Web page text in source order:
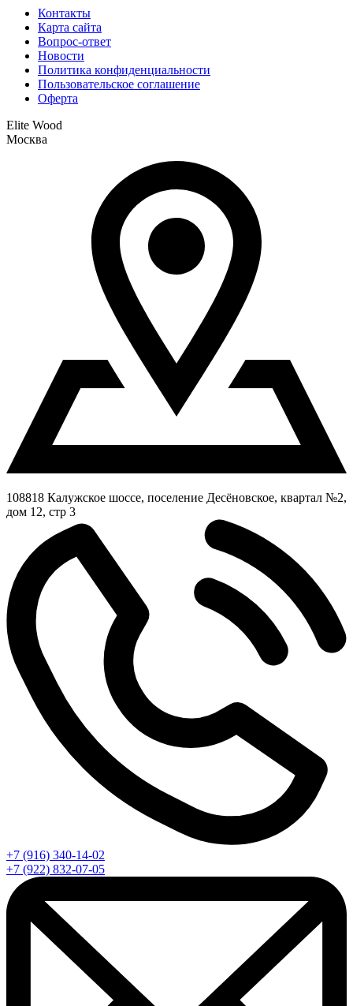
Контакты
Карта сайта
Вопрос-ответ
Новости
Политика конфиденциальности
Пользовательское соглашение
Оферта
Elite Wood
Москва
108818 Калужское шоссе, поселение Десёновское, квартал №2,
дом 12, стр 3
+7 (916) 340-14-02
+7 (922) 832-07-05